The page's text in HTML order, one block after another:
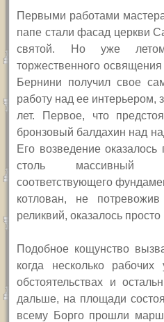
Первыми работами
папе стали фасад церкви
святой. Но уже
торжественного
Бернини получил свое
работу надее интерьером,
лет.
Первое, что
бронзовый балдахин над
Его возведение
столь массивный
соответствующего
котлован, не
реликвий, оказалось
Подобное кощунство
когда несколько
обстоятельствах и
дальше, на площади
всему Борго прошли